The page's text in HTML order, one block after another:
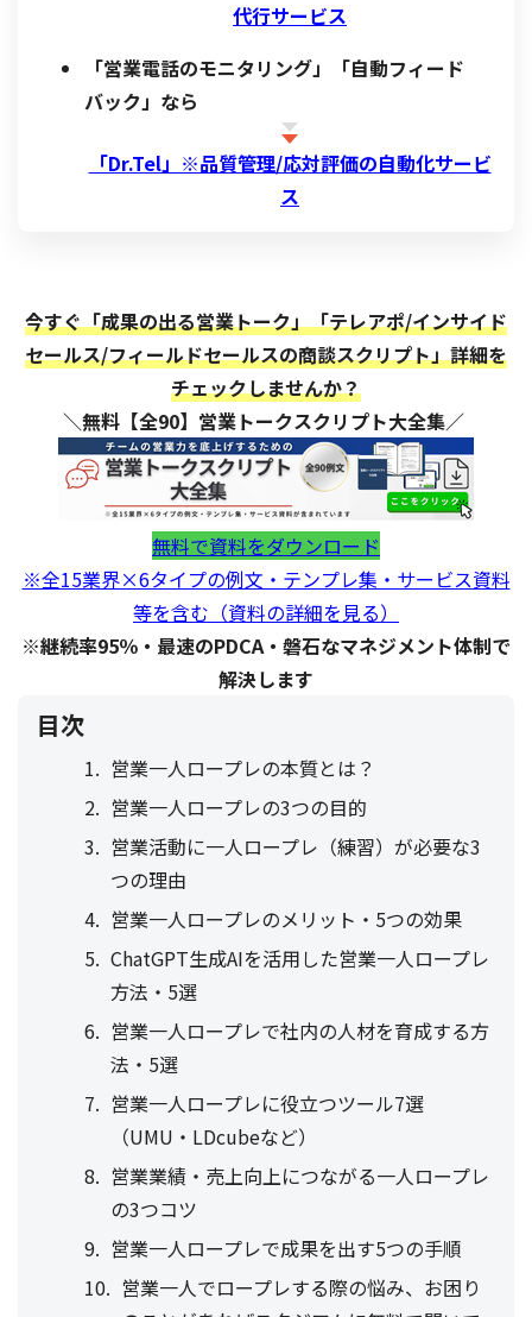
代行サービス
「営業電話のモニタリング」「自動フィード
バック」なら
「Dr.Tel」※品質管理/応対評価の自動化サービ
ス
今すぐ「成果の出る営業トーク」「テレアポ/インサイド
セールス/フィールドセールスの商談スクリプト」詳細を
チェックしませんか？
＼無料【全90】営業トークスクリプト大全集／
無料で資料をダウンロード
※全15業界×6タイプの例文・テンプレ集・サービス資料
等を含む（資料の詳細を見る）
※継続率95％・最速のPDCA・磐石なマネジメント体制で
解決します
目次
営業一人ロープレの本質とは？
営業一人ロープレの3つの目的
営業活動に一人ロープレ（練習）が必要な3
つの理由
営業一人ロープレのメリット・5つの効果
ChatGPT生成AIを活用した営業一人ロープレ
方法・5選
営業一人ロープレで社内の人材を育成する方
法・5選
営業一人ロープレに役立つツール7選
（UMU・LDcubeなど）
営業業績・売上向上につながる一人ロープレ
の3つコツ
営業一人ロープレで成果を出す5つの手順
営業一人でロープレする際の悩み、お困り